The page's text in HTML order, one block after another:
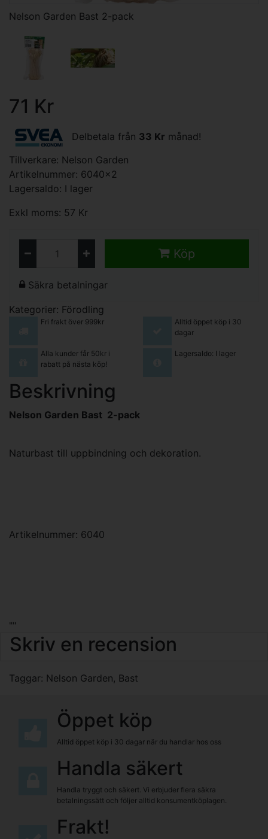
Nelson Garden Bast 2-pack
71 Kr
Delbetala från 33 Kr månad!
Tillverkare: Nelson Garden
Artikelnummer: 6040x2
Lagersaldo: I lager
Exkl moms: 57 Kr
Köp
Säkra betalningar
Kategorier: Förodling
Fri frakt över 999kr
Alltid öppet köp i 30
dagar
Alla kunder får 50kr i
rabatt på nästa köp!
Lagersaldo: I lager
Beskrivning
Nelson Garden Bast 2-pack
Naturbast till uppbindning och dekoration.
Artikelnummer: 6040
""
Skriv en recension
Taggar: Nelson Garden, Bast
Öppet köp
Alltid öppet köp i 30 dagar när du handlar hos oss
Handla säkert
Handla tryggt och säkert. Vi erbjuder flera säkra
betalningssätt och följer alltid konsumentköplagen.
Frakt!